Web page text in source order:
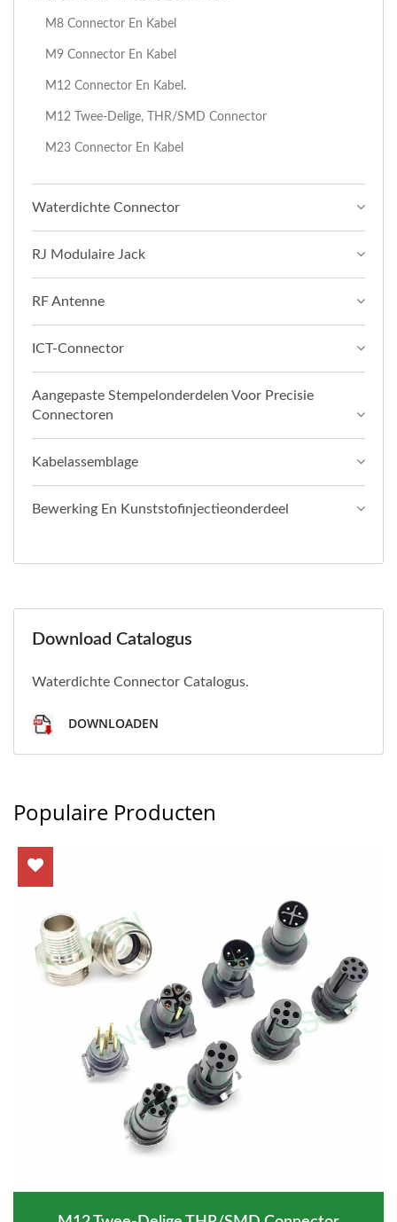
M8 Connector En Kabel
M9 Connector En Kabel
M12 Connector En Kabel.
M12 Twee-Delige, THR/SMD Connector
M23 Connector En Kabel
Waterdichte Connector
RJ Modulaire Jack
RF Antenne
ICT-Connector
Aangepaste Stempelonderdelen Voor Precisie
Connectoren
Kabelassemblage
Bewerking En Kunststofinjectieonderdeel
Download Catalogus
Waterdichte Connector Catalogus.
DOWNLOADEN
Populaire Producten